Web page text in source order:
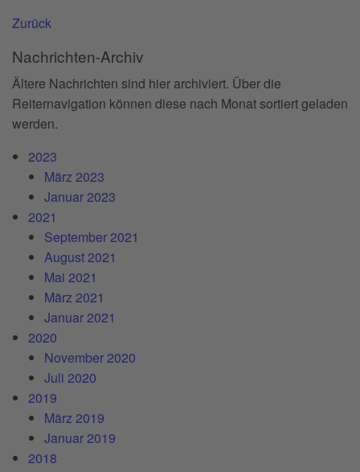
Zurück
Nachrichten-Archiv
Ältere Nachrichten sind hier archiviert. Über die
Reiternavigation können diese nach Monat sortiert geladen
werden.
2023
März 2023
Januar 2023
2021
September 2021
August 2021
Mai 2021
März 2021
Januar 2021
2020
November 2020
Juli 2020
2019
März 2019
Januar 2019
2018